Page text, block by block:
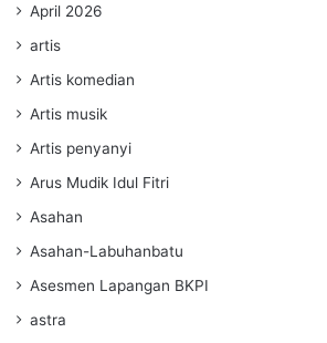
April 2026
artis
Artis komedian
Artis musik
Artis penyanyi
Arus Mudik Idul Fitri
Asahan
Asahan-Labuhanbatu
Asesmen Lapangan BKPI
astra